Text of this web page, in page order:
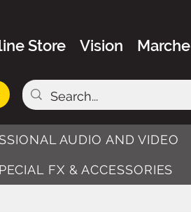
Store Vision Marche
AUDIO AND VIDEO
FX & ACCESSORIES